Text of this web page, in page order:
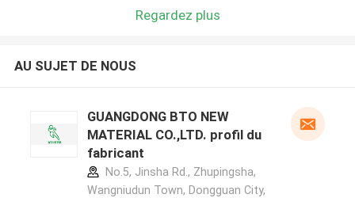
Regardez plus
AU SUJET DE NOUS
GUANGDONG BTO NEW
MATERIAL CO.,LTD. profil du
fabricant
No.5, Jinsha Rd., Zhupingsha,
Wangniudun Town, Dongguan City,